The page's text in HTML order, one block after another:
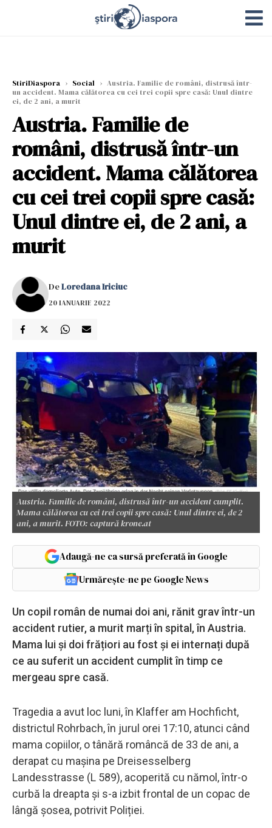
StiriDiaspora › Social › Austria. Familie de români, distrusă într-
un accident. Mama călătorea cu cei trei copii spre casă: Unul dintre
ei, de 2 ani, a murit
Austria. Familie de
români, distrusă într-un
accident. Mama călătorea
cu cei trei copii spre casă:
Unul dintre ei, de 2 ani, a
murit
DeLoredana Iriciuc
20 IANUARIE 2022
Austria. Familie de români, distrusă într-un accident cumplit.
Mama călătorea cu cei trei copii spre casă: Unul dintre ei, de 2
ani, a murit. FOTO: captură krone.at
Adaugă-ne ca sursă preferată în Google
Urmărește-ne pe Google News
Un copil român de numai doi ani, rănit grav într-un
accident rutier, a murit marți în spital, în Austria.
Mama lui și doi frățiori au fost și ei internați după
ce au suferit un accident cumplit în timp ce
mergeau spre casă.
Tragedia a avut loc luni, în Klaffer am Hochficht,
districtul Rohrbach, în jurul orei 17:10, atunci când
mama copiilor, o tânără româncă de 33 de ani, a
derapat cu mașina pe Dreisesselberg
Landesstrasse (L 589), acoperită cu nămol, într-o
curbă la dreapta și s-a izbit frontal de un copac de
lângă șosea, potrivit Poliției.